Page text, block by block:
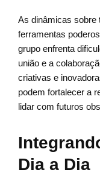
As dinâmicas sobre
ferramentas
grupo enfrenta
união e a
criativas e
podem fortalecer a
lidar com futuros
Dia a Dia